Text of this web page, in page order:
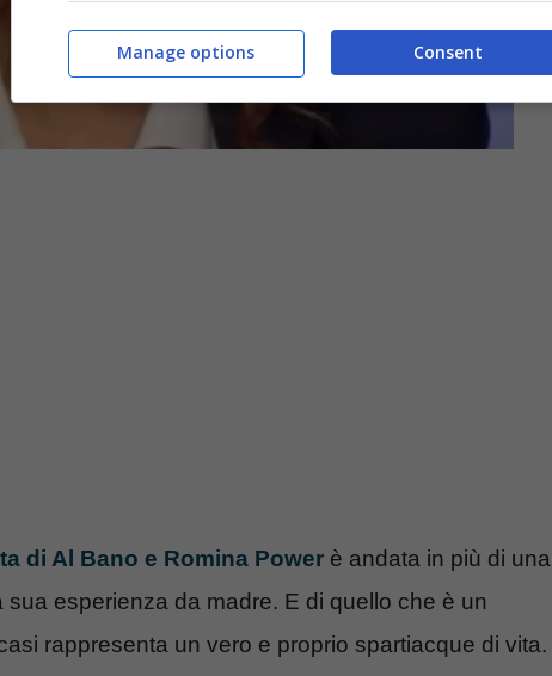
di Al Bano e Romina Power è andata in più di una
esperienza da madre. E di quello che è un
rappresenta un vero e proprio spartiacque di vita.
Consent
Manage options